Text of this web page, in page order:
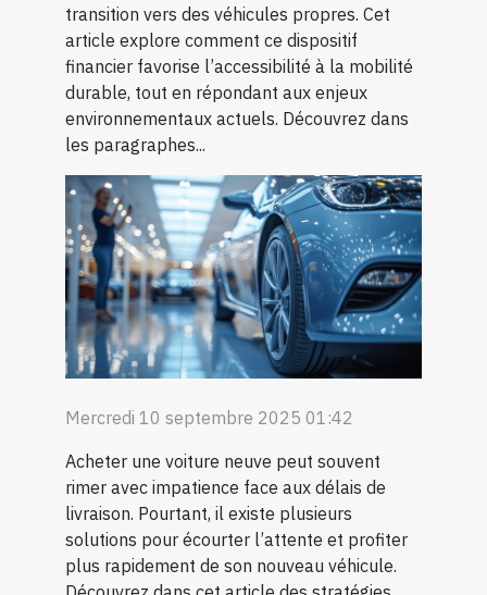
transition vers des véhicules propres. Cet
article explore comment ce dispositif
financier favorise l’accessibilité à la mobilité
durable, tout en répondant aux enjeux
environnementaux actuels. Découvrez dans
les paragraphes...
Mercredi 10 septembre 2025 01:42
Acheter une voiture neuve peut souvent
rimer avec impatience face aux délais de
livraison. Pourtant, il existe plusieurs
solutions pour écourter l’attente et profiter
plus rapidement de son nouveau véhicule.